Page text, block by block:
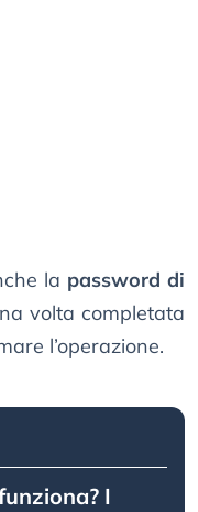
la password di
volta completata
l’operazione.
I